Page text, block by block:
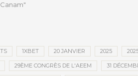
1XBET 20 JANVIER 2025
29ÈME CONGRÈS DE L'AEEM 31